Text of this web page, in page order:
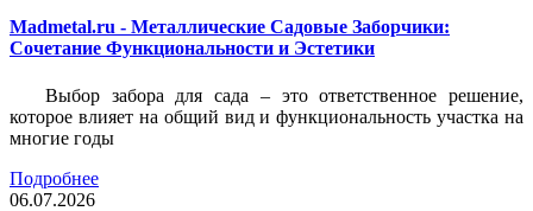
Madmetal.ru - Металлические Садовые Заборчики:
Сочетание Функциональности и Эстетики
Выбор забора для сада – это ответственное решение,
которое влияет на общий вид и функциональность участка на
многие годы
Подробнее
06.07.2026